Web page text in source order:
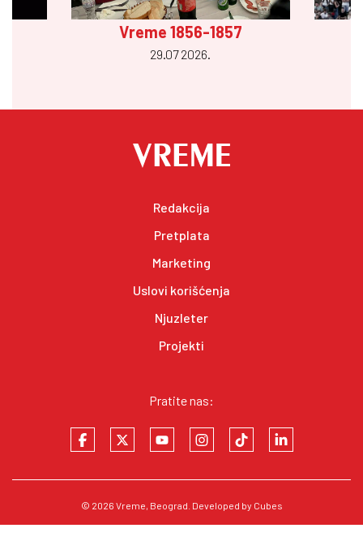
Vreme 1856-1857
29.07 2026.
Redakcija
Pretplata
Marketing
Uslovi korišćenja
Njuzleter
Projekti
Pratite nas:
© 2026 Vreme, Beograd. Developed by Cubes